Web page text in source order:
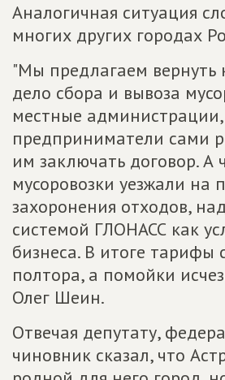
Аналогичная ситуация
многих других городах
"Мы предлагаем вернуть
дело сбора и вывоза
местные
предприниматели сами
им заключать договор. А
мусоровозки уезжали на
захоронения отходов,
системой ГЛОНАСС как
бизнеса. В итоге тарифы
полтора, а помойки
Олег Шеин.
Отвечая депутату,
чиновник сказал, что